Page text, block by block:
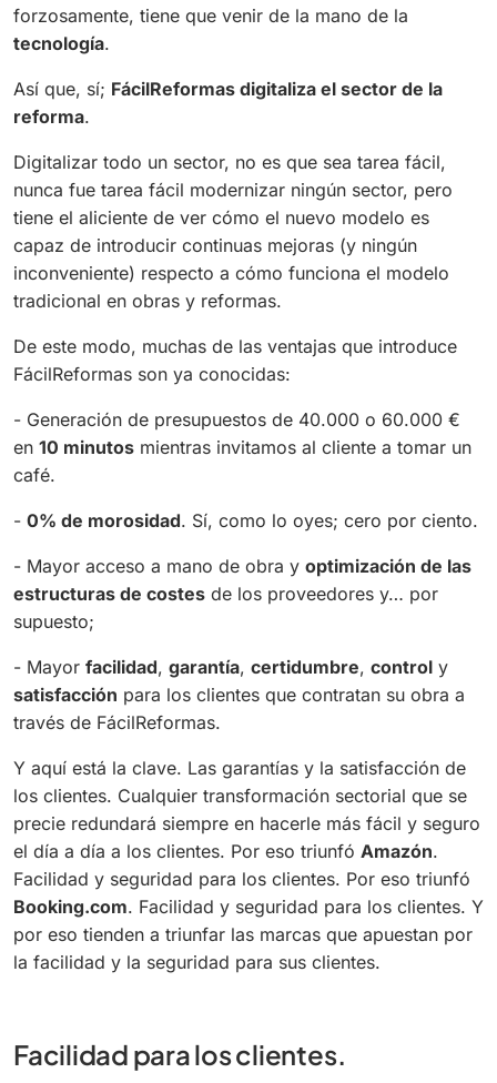
forzosamente, tiene que venir de la mano de la
tecnología.
Así que, sí; FácilReformas digitaliza el sector de la
reforma.
Digitalizar todo un sector, no es que sea tarea fácil,
nunca fue tarea fácil modernizar ningún sector, pero
tiene el aliciente de ver cómo el nuevo modelo es
capaz de introducir continuas mejoras (y ningún
inconveniente) respecto a cómo funciona el modelo
tradicional en obras y reformas.
De este modo, muchas de las ventajas que introduce
FácilReformas son ya conocidas:
- Generación de presupuestos de 40.000 o 60.000 €
en 10 minutos mientras invitamos al cliente a tomar un
café.
- 0% de morosidad. Sí, como lo oyes; cero por ciento.
- Mayor acceso a mano de obra y optimización de las
estructuras de costes de los proveedores y… por
supuesto;
- Mayor facilidad, garantía, certidumbre, control y
satisfacción para los clientes que contratan su obra a
través de FácilReformas.
Y aquí está la clave. Las garantías y la satisfacción de
los clientes. Cualquier transformación sectorial que se
precie redundará siempre en hacerle más fácil y seguro
el día a día a los clientes. Por eso triunfó Amazón.
Facilidad y seguridad para los clientes. Por eso triunfó
Booking.com. Facilidad y seguridad para los clientes. Y
por eso tienden a triunfar las marcas que apuestan por
la facilidad y la seguridad para sus clientes.
Facilidad para los clientes.